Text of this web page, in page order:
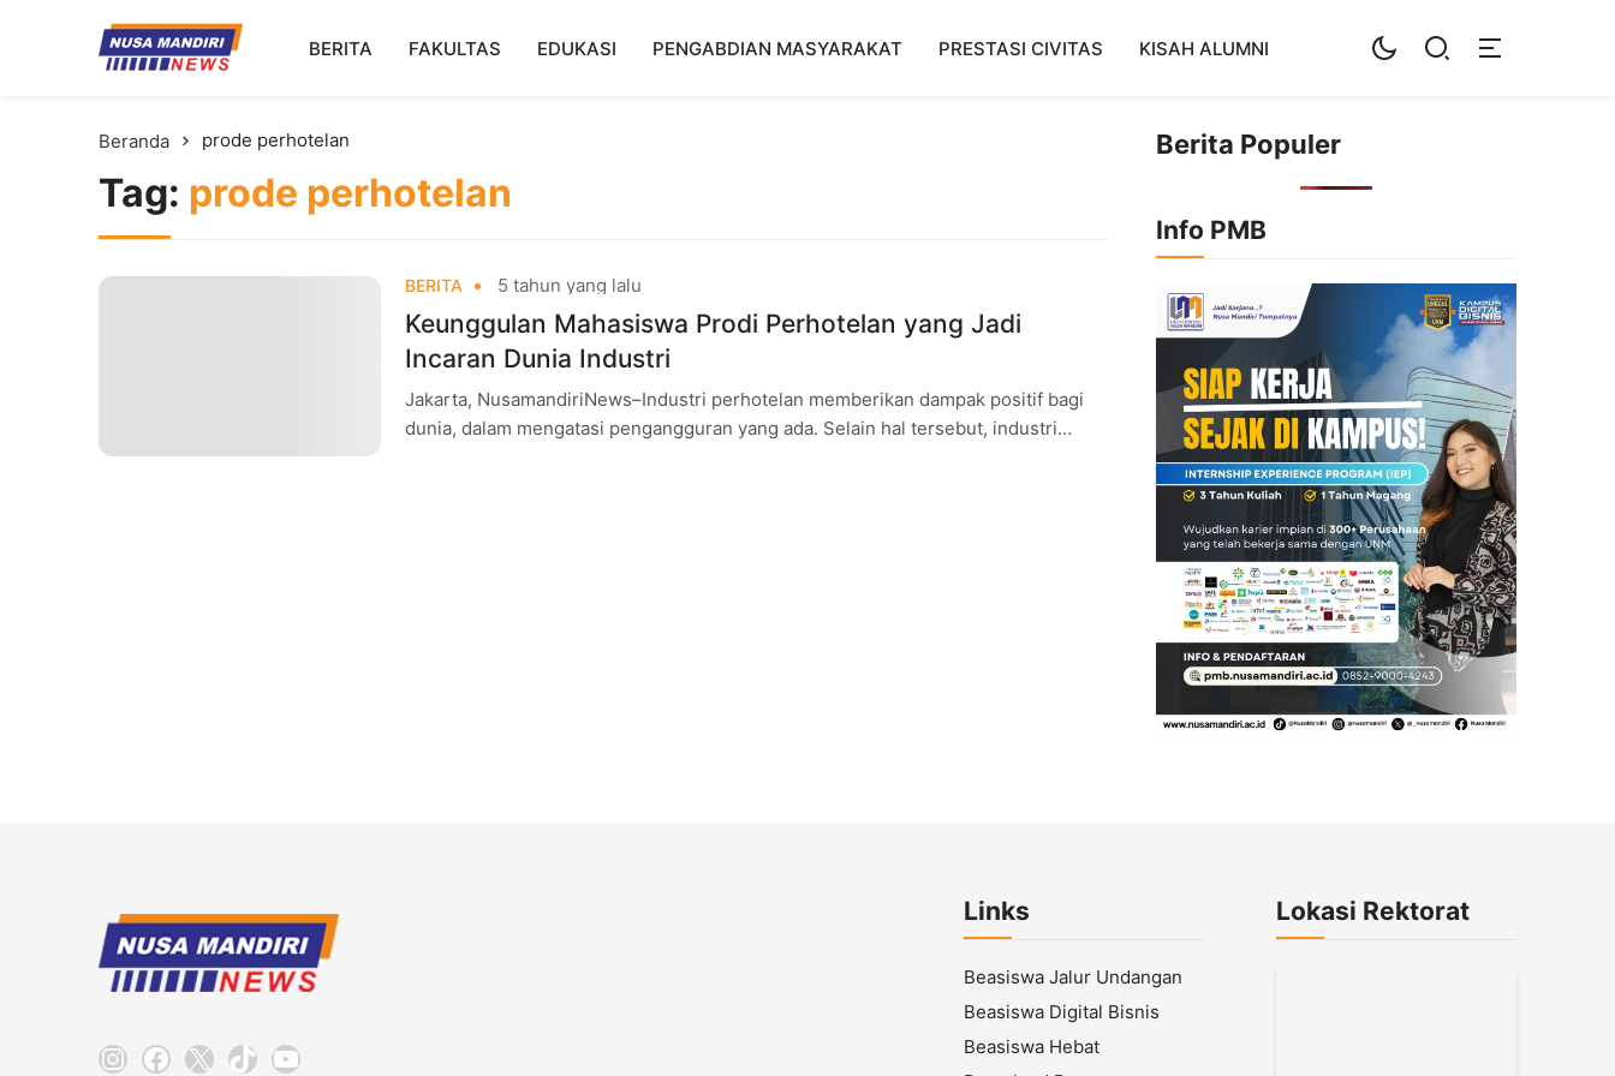
Kampus Digital Bisnis
Universitas Nusa Mandiri
BERITA FAKULTAS EDUKASI PENGABDIAN MASYARAKAT PRESTASI CIVITAS KISAH ALUMNI
Beranda prode perhotelan
Tag: prode perhotelan
BERITA 5 tahun yang lalu
Keunggulan Mahasiswa Prodi Perhotelan yang Jadi
Incaran Dunia Industri
Jakarta, NusamandiriNews–Industri perhotelan memberikan dampak positif bagi
dunia, dalam mengatasi pengangguran yang ada. Selain hal tersebut, industri
Berita Populer
Info PMB
Instagram
Facebook
X TikTokYouTube
Links
Beasiswa Jalur Undangan
Beasiswa Digital Bisnis
Beasiswa Hebat
Lokasi Rektorat